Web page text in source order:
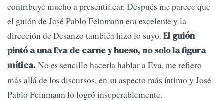
contribuye mucho a presentificar. Después me parece que
el guión de José Pablo Feinmann era excelente y la
dirección de Desanzo también hizo lo suyo. El guión
pintó a una Eva de carne y hueso, no solo la figura
mítica.No es sencillo hacerla hablar a Eva, me refiero
más allá de los discursos, en su aspecto más íntimo y José
Pablo Feinmann lo logró insuperablemente.